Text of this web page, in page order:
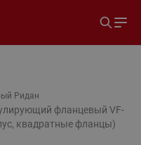
Ридан
фланцевый VF-
квадратные фланцы)